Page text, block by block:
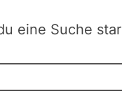
eine Suche